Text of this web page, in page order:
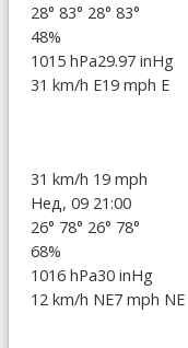
28° 83° 28° 83°
48%
1015 hPa29.97 inHg
31 km/h E19 mph E
31 km/h 19 mph
Нед, 09 21:00
26° 78° 26° 78°
68%
1016 hPa30 inHg
12 km/h NE7 mph NE